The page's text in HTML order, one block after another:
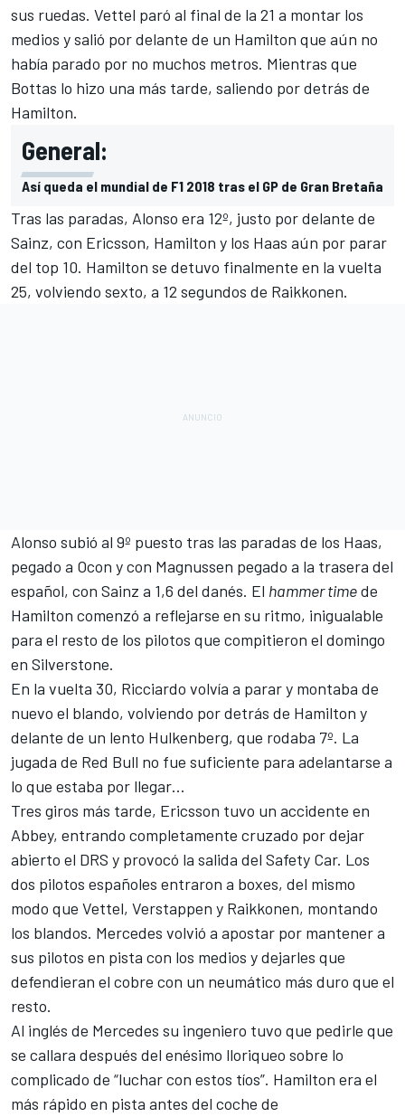
sus ruedas. Vettel paró al final de la 21 a montar los
medios y salió por delante de un Hamilton que aún no
había parado por no muchos metros. Mientras que
Bottas lo hizo una más tarde, saliendo por detrás de
Hamilton.
General:
Así queda el mundial de F1 2018 tras el GP de Gran Bretaña
Tras las paradas, Alonso era 12º, justo por delante de
Sainz, con Ericsson, Hamilton y los Haas aún por parar
del top 10. Hamilton se detuvo finalmente en la vuelta
25, volviendo sexto, a 12 segundos de Raikkonen.
Alonso subió al 9º puesto tras las paradas de los Haas,
pegado a Ocon y con Magnussen pegado a la trasera del
español, con Sainz a 1,6 del danés. El hammer timede
Hamilton comenzó a reflejarse en su ritmo, inigualable
para el resto de los pilotos que compitieron el domingo
en Silverstone.
En la vuelta 30, Ricciardo volvía a parar y montaba de
nuevo el blando, volviendo por detrás de Hamilton y
delante de un lento Hulkenberg, que rodaba 7º. La
jugada de Red Bull no fue suficiente para adelantarse a
lo que estaba por llegar…
Tres giros más tarde, Ericsson tuvo un accidente en
Abbey, entrando completamente cruzado por dejar
abierto el DRS y provocó la salida del Safety Car. Los
dos pilotos españoles entraron a boxes, del mismo
modo que Vettel, Verstappen y Raikkonen, montando
los blandos. Mercedes volvió a apostar por mantener a
sus pilotos en pista con los medios y dejarles que
defendieran el cobre con un neumático más duro que el
resto.
Al inglés de Mercedes su ingeniero tuvo que pedirle que
se callara después del enésimo lloriqueo sobre lo
complicado de “luchar con estos tíos”. Hamilton era el
más rápido en pista antes del coche de